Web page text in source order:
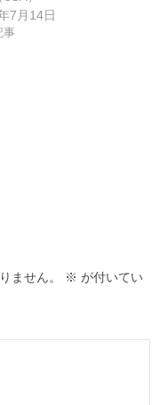
7月14日
事
ません。 ※ が付いてい